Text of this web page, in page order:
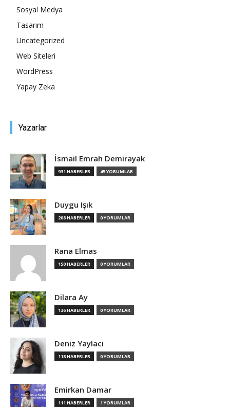
Sosyal Medya
Tasarım
Uncategorized
Web Siteleri
WordPress
Yapay Zeka
Yazarlar
İsmail Emrah Demirayak
931 HABERLER 45 YORUMLAR
Duygu Işık
208 HABERLER 0 YORUMLAR
Rana Elmas
150 HABERLER 0 YORUMLAR
Dilara Ay
136 HABERLER 0 YORUMLAR
Deniz Yaylacı
118 HABERLER 0 YORUMLAR
Emirkan Damar
111 HABERLER 1 YORUMLAR